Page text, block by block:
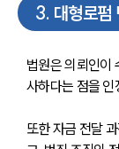
3. 대형로펌
법원은 의뢰인이
사하다는 점을 인
또한 자금 전달